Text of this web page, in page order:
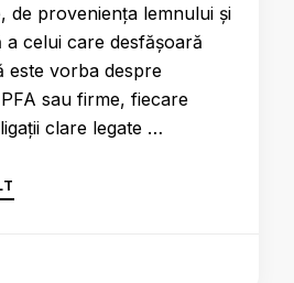
de proveniența lemnului și
celui care desfășoară
este vorba despre
sau firme, fiecare
clare legate …